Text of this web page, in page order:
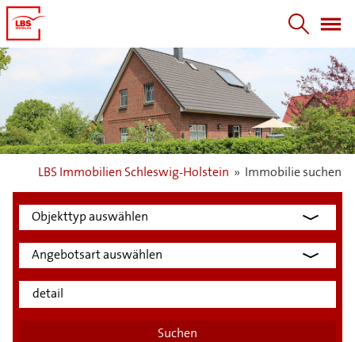
LBS Immobilien Schleswig-Holstein » Immobilie suchen